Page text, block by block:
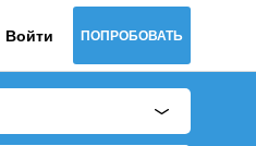
Войти ПОПРОБОВАТЬ